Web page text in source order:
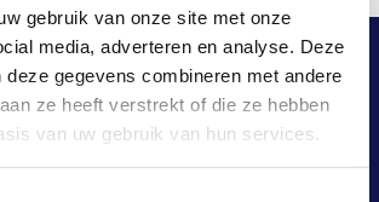
gebruik van onze site met onze
media, adverteren en analyse. Deze
deze gegevens combineren met andere
ze heeft verstrekt of die ze hebben
van uw gebruik van hun services.